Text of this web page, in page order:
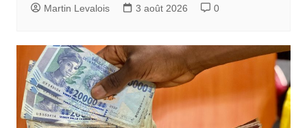
Martin Levalois 3 août 2026 0